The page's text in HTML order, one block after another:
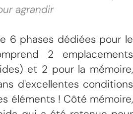
agrandir
6 phases dédiées pour le
2 emplacements
et 2 pour la mémoire,
d'excellentes conditions
éléments ! Côté mémoire,